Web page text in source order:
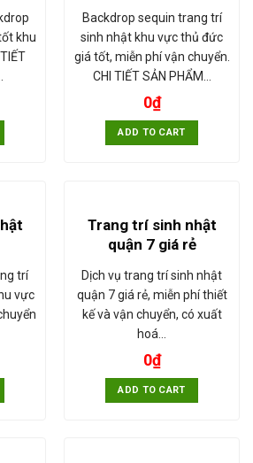
khu
Backdrop sequin trang trí
sinh nhật khu vực thủ đức
giá tốt, miễn phí vận chuyển.
CHI TIẾT SẢN PHẨM…
0₫
ADD TO CART
trí
vực
Trang trí sinh nhật
quận 7 giá rẻ
Dịch vụ trang trí sinh nhật
quận 7 giá rẻ, miễn phí thiết
kế và vận chuyển, có xuất
hoá…
0₫
ADD TO CART